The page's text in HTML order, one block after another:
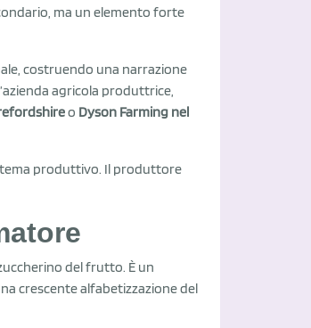
ma un elemento forte
costruendo una narrazione
agricola produttrice,
o Dyson Farming nel
produttivo. Il produttore
del frutto. È un
crescente alfabetizzazione del